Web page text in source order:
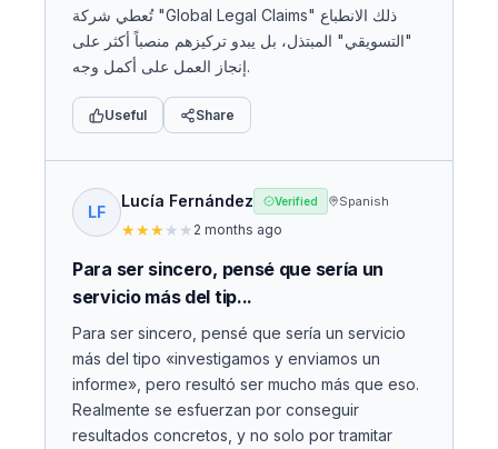
تُعطي شركة "Global Legal Claims" ذلك الانطباع
"التسويقي" المبتذل، بل يبدو تركيزهم منصباً أكثر على
إنجاز العمل على أكمل وجه.
Useful Share
LF
Lucía Fernández Verified Spanish
★★★★ ★ 2 months ago
Para ser sincero, pensé que sería un
servicio más del tip...
Para ser sincero, pensé que sería un servicio
más del tipo «investigamos y enviamos un
informe», pero resultó ser mucho más que eso.
Realmente se esfuerzan por conseguir
resultados concretos, y no solo por tramitar